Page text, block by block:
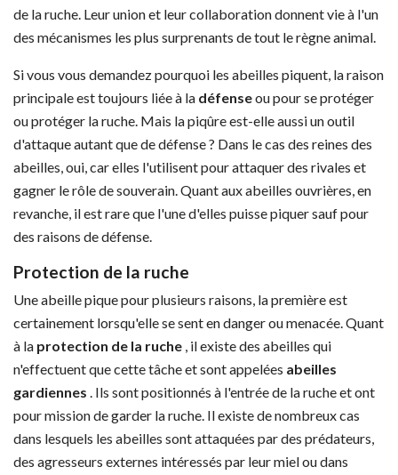
de la ruche. Leur union et leur collaboration donnent vie à l'un
des mécanismes les plus surprenants de tout le règne animal.
Si vous vous demandez pourquoi les abeilles piquent, la raison
principale est toujours liée à la défenseou pour se protéger
ou protéger la ruche. Mais la piqûre est-elle aussi un outil
d'attaque autant que de défense ? Dans le cas des reines des
abeilles, oui, car elles l'utilisent pour attaquer des rivales et
gagner le rôle de souverain. Quant aux abeilles ouvrières, en
revanche, il est rare que l'une d'elles puisse piquer sauf pour
des raisons de défense.
Protection de la ruche
Une abeille pique pour plusieurs raisons, la première est
certainement lorsqu'elle se sent en danger ou menacée. Quant
à la protection de la ruche , il existe des abeilles qui
n'effectuent que cette tâche et sont appelées abeilles
gardiennes . Ils sont positionnés à l'entrée de la ruche et ont
pour mission de garder la ruche. Il existe de nombreux cas
dans lesquels les abeilles sont attaquées par des prédateurs,
des agresseurs externes intéressés par leur miel ou dans